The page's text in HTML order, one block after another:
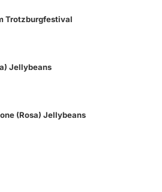
Trotzburgfestival
Jellybeans
(Rosa) Jellybeans